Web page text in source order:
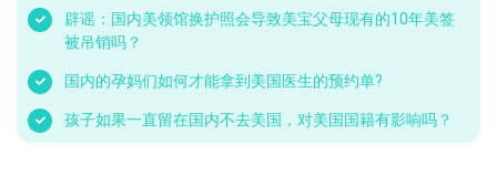
辟谣：国内美领馆换护照会导致美宝父母现有的10年美签
被吊销吗？
国内的孕妈们如何才能拿到美国医生的预约单?
孩子如果一直留在国内不去美国，对美国国籍有影响吗？